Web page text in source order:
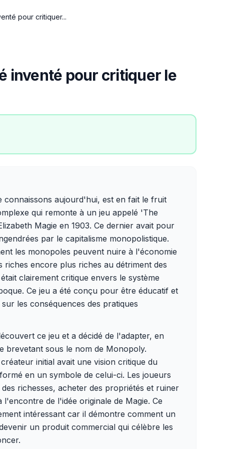
pour critiquer...
inventé pour critiquer le
connaissons aujourd'hui, est en fait le fruit
qui remonte à un jeu appelé 'The
Magie en 1903. Ce dernier avait pour
par le capitalisme monopolistique.
les monopoles peuvent nuire à l'économie
riches encore plus riches au détriment des
clairement critique envers le système
Ce jeu a été conçu pour être éducatif et
les conséquences des pratiques
ce jeu et a décidé de l'adapter, en
brevetant sous le nom de Monopoly.
initial avait une vision critique du
en un symbole de celui-ci. Les joueurs
richesses, acheter des propriétés et ruiner
l'encontre de l'idée originale de Magie. Ce
intéressant car il démontre comment un
un produit commercial qui célèbre les